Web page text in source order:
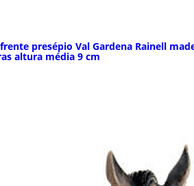
presépio Val Gardena Rainell
altura média 9 cm